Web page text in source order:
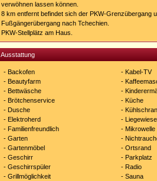
verwöhnen lassen können.
8 km entfernt befindet sich der PKW-Grenzübergang
Fußgängerübergang nach Tchechien.
PKW-Stellplätz am Haus.
Ausstattung
- Backofen
- Beautyfarm
- Bettwäsche
- Brötchenservice
- Dusche
- Elektroherd
- Familienfreundlich
- Garten
- Gartenmöbel
- Geschirr
- Geschirrspüler
- Grillmöglichkeit
- Kabel-TV
-
-
- Küche
-
- Liegewiese
- Mikrowelle
-
- Ortsrand
- Parkplatz
- Radio
- Sauna